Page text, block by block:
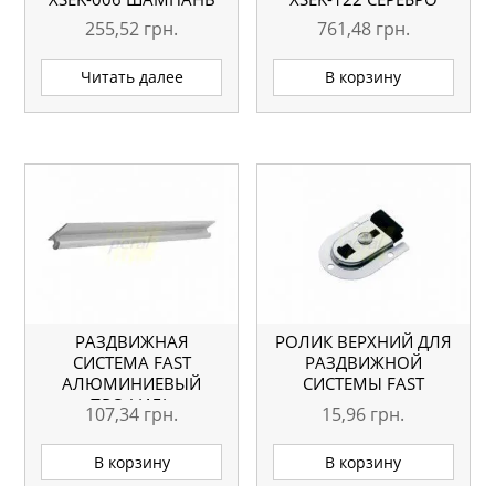
L=5.1М ОРИГИНАЛ
255,52 грн.
Читать далее
L=5.1М ОРИГИНАЛ
761,48 грн.
В корзину
РАЗДВИЖНАЯ
СИСТЕМА FAST
АЛЮМИНИЕВЫЙ
ПРОФИЛЬ
107,34 грн.
В корзину
РОЛИК ВЕРХНИЙ ДЛЯ
РАЗДВИЖНОЙ
СИСТЕМЫ FAST
15,96 грн.
В корзину